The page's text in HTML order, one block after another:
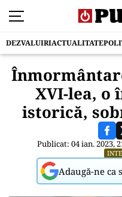
DEZVALUIRIACTUALITATE
XVI-lea, o
istorică,
Publicat: 04 ian. 2023,
Adaugă-ne ca